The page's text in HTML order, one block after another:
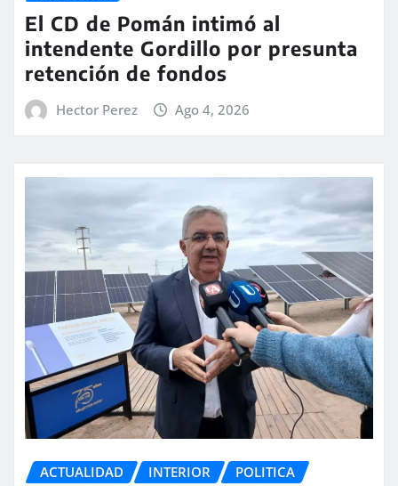
El CD de Pomán intimó al
intendente Gordillo por presunta
retención de fondos
Hector Perez Ago 4, 2026
ACTUALIDAD INTERIOR
POLITICA